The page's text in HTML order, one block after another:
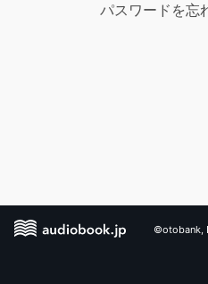
パスワードを忘
©otobank,